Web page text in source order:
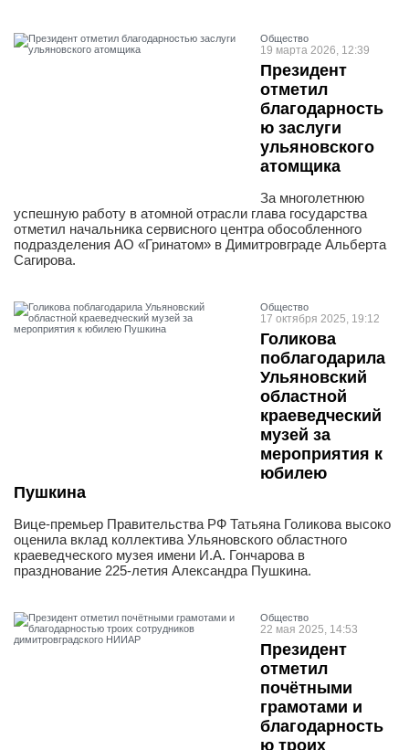
Общество
19 марта 2026, 12:39
Президент
отметил
благодарность
ю заслуги
ульяновского
атомщика
За многолетнюю
успешную работу в атомной отрасли глава государства
отметил начальника сервисного центра обособленного
подразделения АО «Гринатом» в Димитровграде Альберта
Сагирова.
Общество
17 октября 2025, 19:12
Голикова
поблагодарила
Ульяновский
областной
краеведческий
музей за
мероприятия к
юбилею
Пушкина
Вице-премьер Правительства РФ Татьяна Голикова высоко
оценила вклад коллектива Ульяновского областного
краеведческого музея имени И.А. Гончарова в
празднование 225-летия Александра Пушкина.
Общество
22 мая 2025, 14:53
Президент
отметил
почётными
грамотами и
благодарность
ю троих